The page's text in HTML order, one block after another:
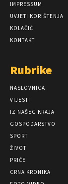
IMPRESSUM
UVJETI KORIŠTENJA
KOLAČIĆI
KONTAKT
Rubrike
NASLOVNICA
VIJESTI
IZ NAŠEG KRAJA
GOSPODARSTVO
SPORT
ŽIVOT
PRIČE
CRNA KRONIKA